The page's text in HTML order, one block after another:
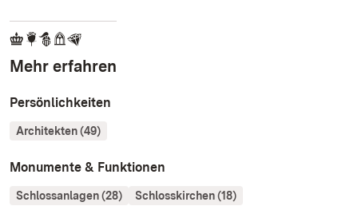
Mehr erfahren
Persönlichkeiten
Architekten (49)
Monumente & Funktionen
Schlossanlagen (28) Schlosskirchen (18)